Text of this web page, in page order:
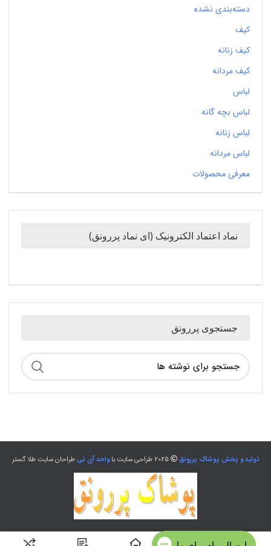
دسته‌بندی نشده
کیف
کیف زنانه
کیف مردانه
لباس
لباس بچه گانه
لباس زنانه
لباس مردانه
معرفی محصولات
نماد اعتماد الکترونیک (ای نماد پررونق)
جستجوی پررونق
تولید و پخش پوشاک پررونق 2025 طراحی سایت با واحد آی تیطراحان سایت طلا گستر